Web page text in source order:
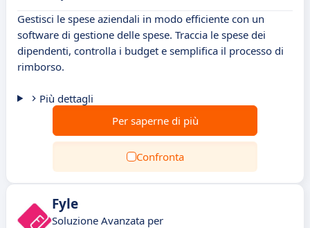
Gestisci le spese aziendali in modo efficiente con un
software di gestione delle spese. Traccia le spese dei
dipendenti, controlla i budget e semplifica il processo di
rimborso.
Più dettagli
Per saperne di più
Confronta
Fyle
Soluzione Avanzata per